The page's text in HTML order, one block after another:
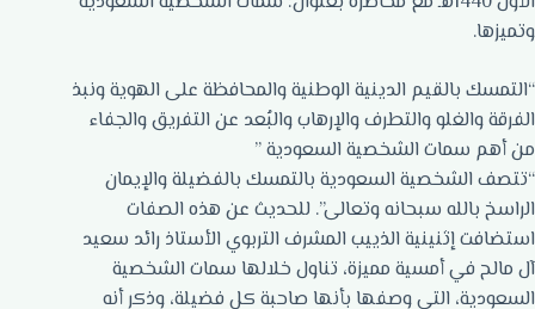
وتميزها.
“التمسك بالقيم الدينية الوطنية والمحافظة على الهوية ونبذ
الفرقة والغلو والتطرف والإرهاب والبُعد عن التفريق والجفاء
من أهم سمات الشخصية السعودية ”
“تتصف الشخصية السعودية بالتمسك بالفضيلة والإيمان
الراسخ بالله سبحانه وتعالى”. للحديث عن هذه الصفات
استضافت إثنينية الذييب المشرف التربوي الأستاذ رائد سعيد
آل مالح في أمسية مميزة، تناول خلالها سمات الشخصية
السعودية، التي وصفها بأنها صاحبة كل فضيلة، وذكر أنه